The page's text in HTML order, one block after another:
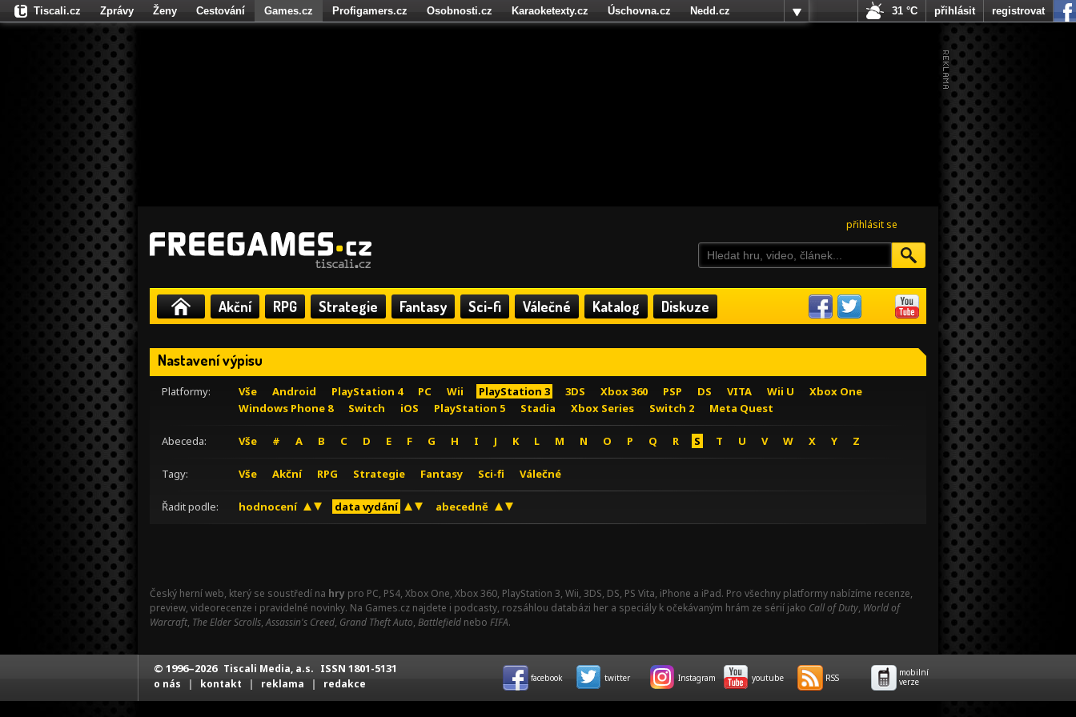
přihlásit se
Akční RPG Strategie Fantasy Sci-fi Válečné Katalog Diskuze
Nastavení výpisu
Platformy: Vše Android PlayStation 4 PC Wii PlayStation 3 3DS Xbox 360 PSP DS VITA Wii U
Xbox One
Windows Phone 8
Switch iOS PlayStation 5 Stadia Xbox Series Switch 2 Meta Quest
Abeceda: Vše # A B C D E F G H I J K L M N O P Q R S T U V W X Y Z
Tagy: Vše Akční RPG Strategie Fantasy Sci-fi Válečné
Řadit podle: hodnocení data vydání abecedně
Český herní web, který se soustředí na hry pro PC, PS4, Xbox One, Xbox 360, PlayStation 3, Wii, 3DS, DS, PS Vita, iPhone a iPad. Pro všechny platformy nabízíme recenze,
preview, videorecenze i pravidelné novinky. Na Games.cz najdete i podcasty, rozsáhlou databázi her a speciály k očekávaným hrám ze sérií jako Call of Duty, World of
Warcraft, The Elder Scrolls,Assassin's Creed, Grand Theft Auto, Battlefield nebo FIFA.
Tiscali.cz Zprávy Ženy Cestování Games.cz Profigamers.cz Osobnosti.cz Karaoketexty.cz Úschovna.cz
Nedd.cz
Fights.cz
31 °C přihlásit registrovat
© 1996–2026 Tiscali Media, a.s. ISSN 1801-5131
o nás | kontakt | reklama | redakce facebook twitter Instagram youtube RSS
mobilní
verze